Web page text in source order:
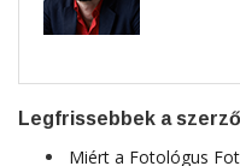
Legfrissebbek a
Miért a Fotológus